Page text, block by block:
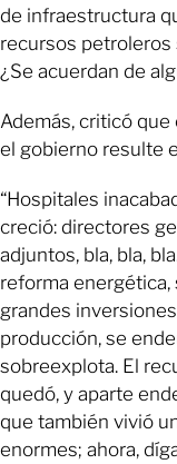
de infraestructura
recursos petroleros
¿Se acuerdan de
Además, criticó
el gobierno resulte
“Hospitales
creció: directores
adjuntos, bla, bla,
reforma energética,
grandes
producción, se
sobreexplota. El
quedó, y aparte
que también vivió
enormes; ahora,